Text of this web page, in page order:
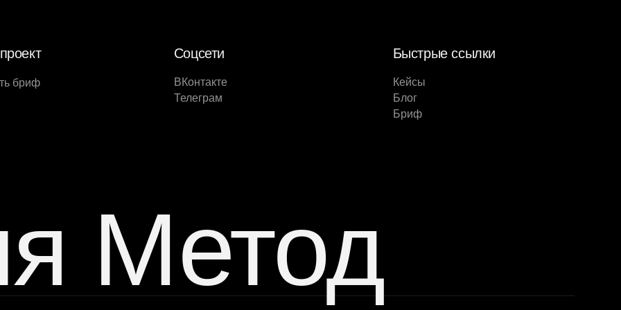
бриф
Соцсети
ВКонтакте
Телеграм
Быстрые ссылки
Кейсы
Блог
Бриф
Метод